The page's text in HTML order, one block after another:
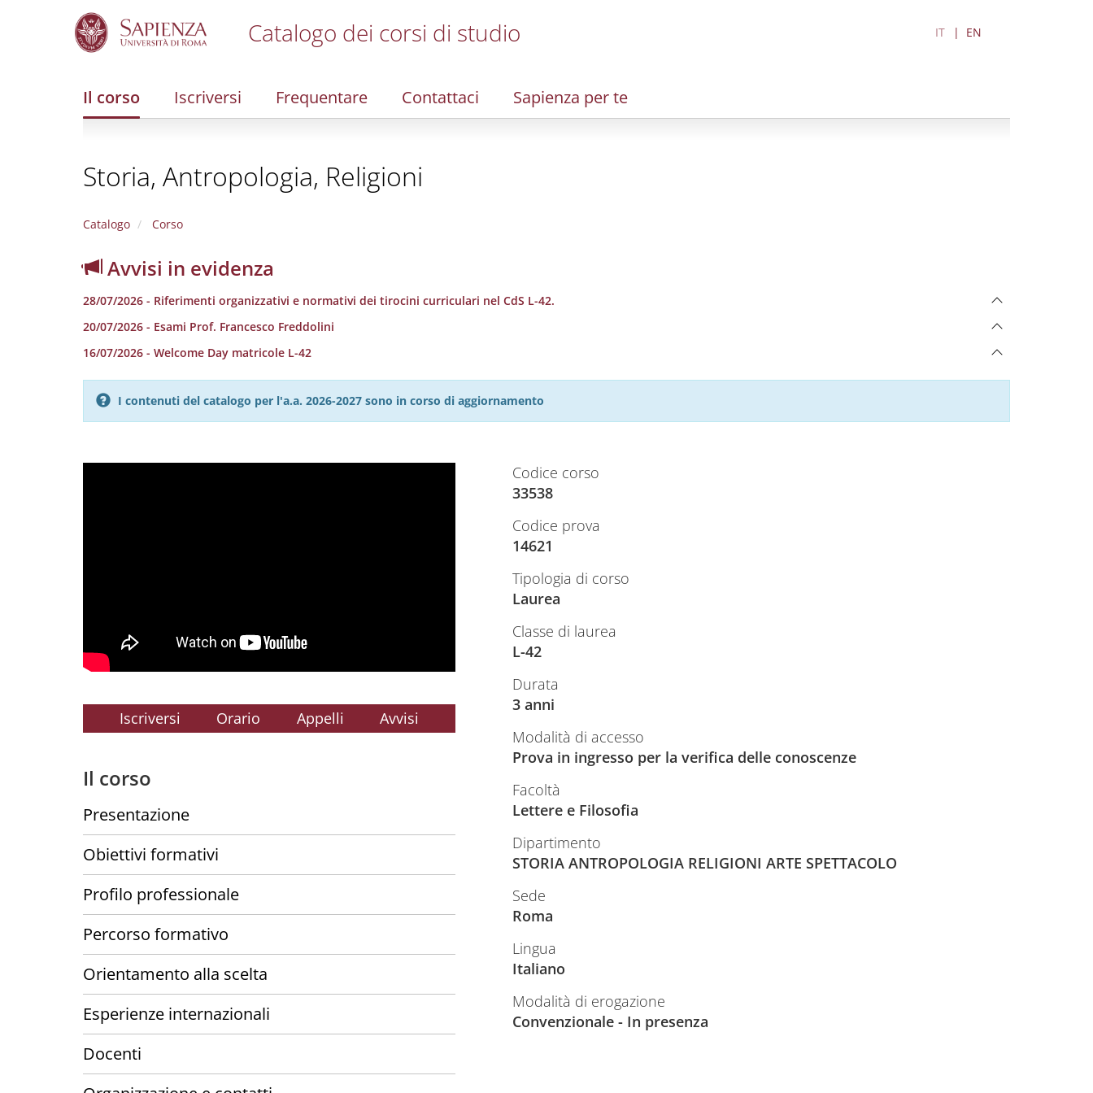
Catalogo dei corsi di studio IT EN
Il corso Iscriversi Frequentare Contattaci Sapienza per te
Storia, Antropologia, Religioni
Catalogo Corso
Avvisi in evidenza
28/07/2026 - Riferimenti organizzativi e normativi dei tirocini curriculari nel CdS L-42.
20/07/2026 - Esami Prof. Francesco Freddolini
16/07/2026 - Welcome Day matricole L-42
I contenuti del catalogo per l'a.a. 2026-2027 sono in corso di aggiornamento
Iscriversi Orario Appelli Avvisi
Il corso
Presentazione
Obiettivi formativi
Profilo professionale
Percorso formativo
Orientamento alla scelta
Esperienze internazionali
Docenti
Codice corso
33538
Codice prova
14621
Tipologia di corso
Laurea
Classe di laurea
L-42
Durata
3 anni
Modalità di accesso
Prova in ingresso per la verifica delle conoscenze
Facoltà
Lettere e Filosofia
Dipartimento
STORIA ANTROPOLOGIA RELIGIONI ARTE SPETTACOLO
Sede
Roma
Lingua
Italiano
Modalità di erogazione
Convenzionale - In presenza